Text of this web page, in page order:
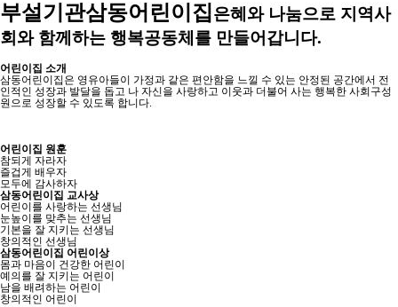
부설기관삼동어린이집은혜와 나눔으로 지역사
회와 함께하는 행복공동체를 만들어갑니다.
어린이집 소개
삼동어린이집은 영유아들이 가정과 같은 편안함을 느낄 수 있는 안정된 공간에서 전
인적인 성장과 발달을 돕고 나 자신을 사랑하고 이웃과 더불어 사는 행복한 사회구성
원으로 성장할 수 있도록 합니다.
어린이집 원훈
참되게 자라자
즐겁게 배우자
모두에 감사하자
삼동어린이집 교사상
어린이를 사랑하는 선생님
눈높이를 맞추는 선생님
기본을 잘 지키는 선생님
창의적인 선생님
삼동어린이집 어린이상
몸과 마음이 건강한 어린이
예의를 잘 지키는 어린이
남을 배려하는 어린이
창의적인 어린이